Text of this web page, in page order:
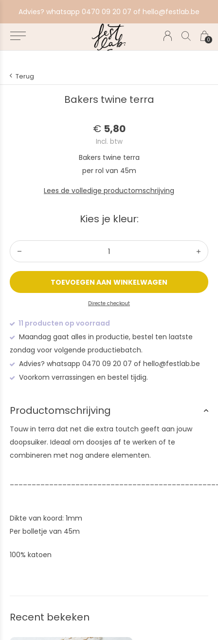
0
Voorkom verrassingen en bestel tijdig.
Terug
Bakers twine terra
€ 5,80
Incl. btw
Bakers twine terra
per rol van 45m
Lees de volledige productomschrijving
Kies je kleur:
TOEVOEGEN AAN WINKELWAGEN
Directe checkout
11 producten op voorraad
Maandag gaat alles in productie, bestel ten laatste
zondag voor volgende productiebatch.
Advies? whatsapp 0470 09 20 07 of hello@festlab.be
Voorkom verrassingen en bestel tijdig.
Productomschrijving
Touw in terra dat net die extra toutch geeft aan jouw
doopsuiker. Ideaal om doosjes af te werken of te
combineren met nog andere elementen.
Dikte van koord: 1mm
Per bolletje van 45m
100% katoen
Recent bekeken